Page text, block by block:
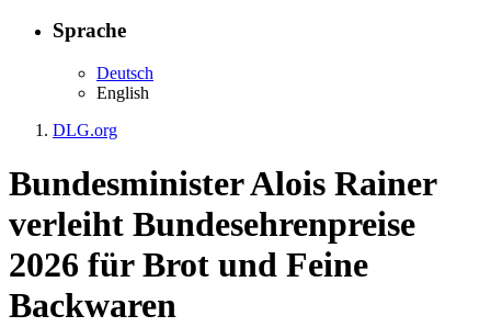
Sprache
Deutsch
English
DLG.org
Bundesminister Alois Rainer
verleiht Bundesehrenpreise
2026 für Brot und Feine
Backwaren